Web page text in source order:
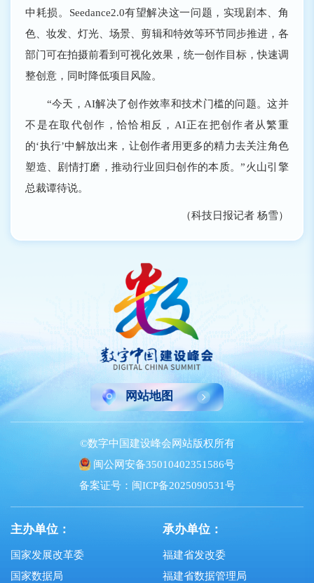
中耗损。Seedance2.0有望解决这一问题，实现剧本、角
色、妆发、灯光、场景、剪辑和特效等环节同步推进，各
部门可在拍摄前看到可视化效果，统一创作目标，快速调
整创意，同时降低项目风险。
“今天，AI解决了创作效率和技术门槛的问题。这并
不是在取代创作，恰恰相反，AI正在把创作者从繁重
的‘执行’中解放出来，让创作者用更多的精力去关注角色
塑造、剧情打磨，推动行业回归创作的本质。”火山引擎
总裁谭待说。
（科技日报记者 杨雪）
网站地图
©数字中国建设峰会网站版权所有
闽公网安备35010402351586号
备案证号：闽ICP备2025090531号
主办单位：
国家发展改革委
国家数据局
承办单位：
福建省发改委
福建省数据管理局